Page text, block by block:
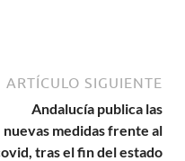
ARTÍCULO SIGUIENTE
Andalucía publica las
nuevas medidas frente al
tras el fin del estado